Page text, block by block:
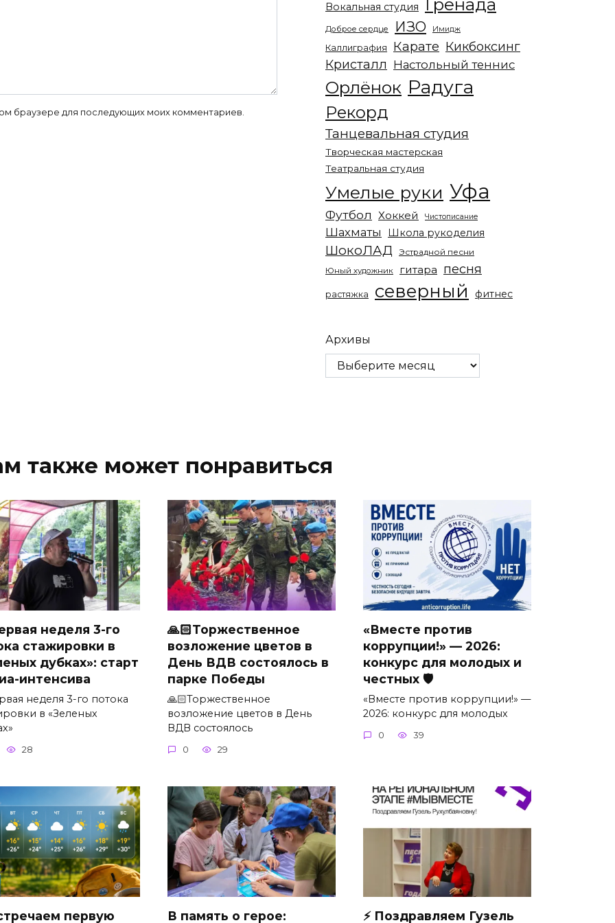
браузере для последующих моих комментариев.
Вокальная студия Гренада
Доброе сердце ИЗО Имидж
Каллиграфия Карате Кикбоксинг
Кристалл Настольный теннис
Орлёнок Радуга
Рекорд
Танцевальная студия
Творческая мастерская
Театральная студия
Умелые руки Уфа
Футбол Хоккей Чистописание
Шахматы Школа рукоделия
ШокоЛАД
Эстрадной песни
Юный художник
гитара песня
растяжка северный фитнес
Архивы
также может понравиться
неделя 3-го
стажировки в
дубках»: старт
интенсива
неделя 3-го потока
в «Зеленых
28
🙏🏻Торжественное
возложение цветов в
День ВДВ состоялось в
парке Победы
🙏🏻Торжественное
возложение цветов в День
ВДВ состоялось
0 29
«Вместе против
коррупции!» — 2026:
конкурс для молодых и
честных 🛡
«Вместе против коррупции!» —
2026: конкурс для молодых
0 39
первую В память о герое: ⚡ Поздравляем Гузель